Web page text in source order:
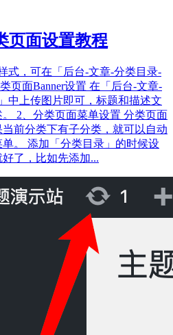
页面设置教程
式，可在「后台-文章-分类目录-
页面Banner设置 在「后台-文章-
中上传图片即可，标题和描述文
2、分类页面菜单设置 分类页面
前分类下有子分类，就可以自动
。 添加「分类目录」的时候设
了，比如先添加...